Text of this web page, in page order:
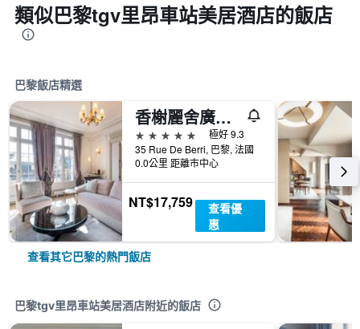
類似巴黎tgv里昂車站美居酒店的飯店
巴黎飯店精選
香榭麗舍廣場酒店
5星級
極好 9.3
35 Rue De Berri, 巴黎, 法國
0.0公里 距離市中心
NT$17,759
查看優
惠
查看其它巴黎的熱門飯店
巴黎tgv里昂車站美居酒店附近的飯店